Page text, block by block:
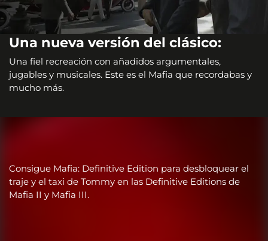
Una nueva versión del clásico:
Una fiel recreación con añadidos argumentales,
jugables y musicales. Este es el Mafia que recordabas y
mucho más.
Consigue Mafia: Definitive Edition para desbloquear el
traje y el taxi de Tommy en las Definitive Editions de
Mafia II y Mafia III.